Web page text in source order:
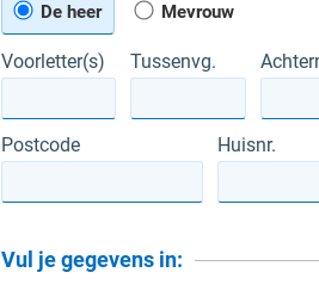
De heer Mevrouw
Voorletter(s) Tussenvg.
Postcode Huisnr.
Vul je gegevens in: